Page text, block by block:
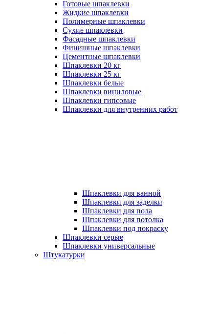
Готовые шпаклевки
Жидкие шпаклевки
Полимерные шпаклевки
Сухие шпаклевки
Фасадные шпаклевки
Финишные шпаклевки
Цементные шпаклевки
Шпаклевки 20 кг
Шпаклевки 25 кг
Шпаклевки белые
Шпаклевки виниловые
Шпаклевки гипсовые
Шпаклевки для внутренних работ
Шпаклевки для ванной
Шпаклевки для заделки
Шпаклевки для пола
Шпаклевки для потолка
Шпаклевки под покраску
Шпаклевки серые
Шпаклевки универсальные
Штукатурки